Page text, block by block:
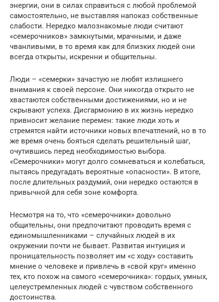
энергии, они в силах справиться с любой проблемой
самостоятельно, не выставляя напоказ собственные
слабости. Нередко малознакомые люди считают
«семерочников» замкнутыми, мрачными, и даже
чванливыми, в то время как для близких людей они
всегда открыты, искренни и общительны.
Люди – «семерки» зачастую не любят излишнего
внимания к своей персоне. Они никогда открыто не
хвастаются собственными достижениями, но и не
скрывают успеха. Дисгармонию в их жизнь нередко
привносит желание перемен: такие люди хоть и
стремятся найти источники новых впечатлений, но в то
же время очень бояться сделать решительный шаг,
очутившись перед необходимостью выбора.
«Семерочники» могут долго сомневаться и колебаться,
пытаясь предугадать вероятные «опасности». В итоге,
после длительных раздумий, они нередко остаются в
привычной для себя зоне комфорта.
Несмотря на то, что «семерочники» довольно
общительны, они предпочитают проводить время с
единомышленниками – случайных людей в их
окружении почти не бывает. Развитая интуиция и
проницательность позволяет им «с ходу» составить
мнение о человеке и привлечь в «свой круг» именно
тех, кто похож на самого «семерочника»: гордых, умных,
целеустремленных людей с чувством собственного
достоинства.